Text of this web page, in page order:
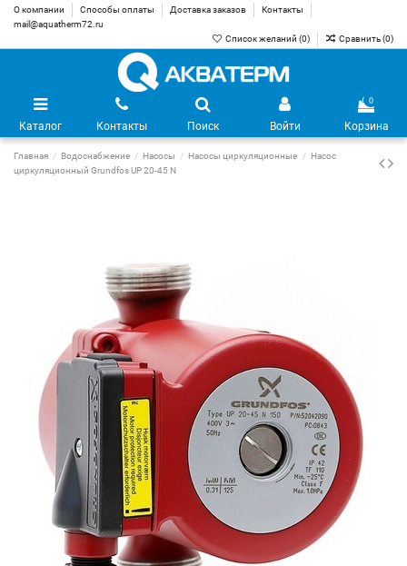
О компании Способы оплаты Доставка заказов
Контакты
mail@aquatherm72.ru
Список желаний (0) Сравнить (0)
Каталог Контакты Поиск Войти
0
Корзина
Главная Водоснабжение Насосы Насосы циркуляционные
Насос
циркуляционный Grundfos UP 20-45 N